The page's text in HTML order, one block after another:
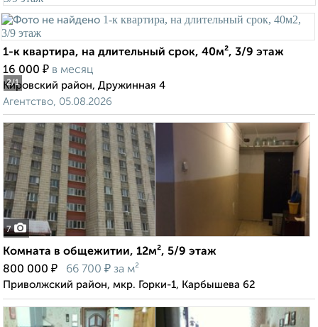
2/1
1-к квартира, на длительный срок, 40м², 3/9 этаж
16 000 ₽ в месяц
Кировский район, Дружинная 4
Агентство, 05.08.2026
7
Комната в общежитии, 12м², 5/9 этаж
800 000 ₽ 66 700 ₽ за м²
Приволжский район, мкр. Горки-1, Карбышева 62